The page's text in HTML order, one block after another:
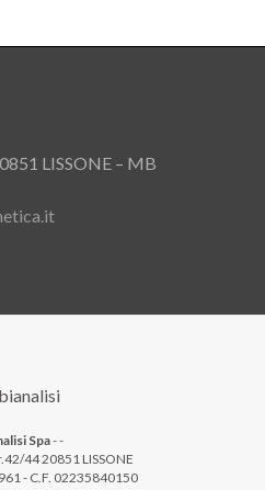
LISSONE – MB
Spa--
44 20851 LISSONE
- C.F. 02235840150